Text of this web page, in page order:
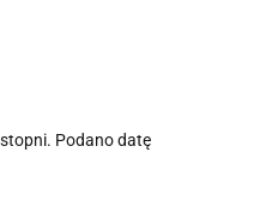
Podano datę